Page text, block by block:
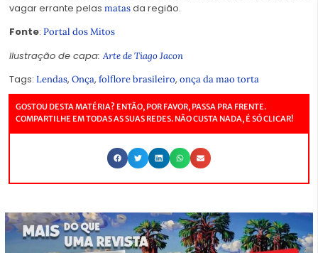
vagar errante pelas matasda região.
Fonte: Portal dos Mitos
Ilustração de capa: Arte de Tiago Jacon
Tags: Lendas, Onça, folflore brasileiro, onça da mao torta
GOSTOU DESTA MATÉRIA? ENTÃO, POR FAVOR, PASSA PRA FRENTE.
COMPARTILHE EM TODAS AS SUAS REDES. NÃO CUSTA NADA, É SÓ CLICAR!